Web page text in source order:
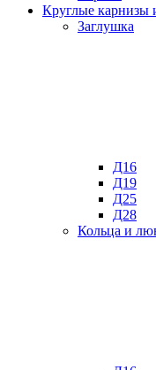
Круглые карнизы
Заглушка
Д16
Д19
Д25
Д28
Кольца и